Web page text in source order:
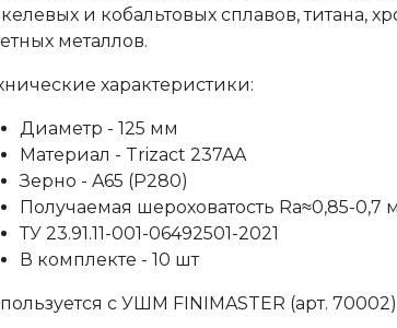
и кобальтовых сплавов, титана,
металлов.
характеристики:
Диаметр - 125 мм
Материал - Trizact 237AA
Зерно - A65 (Р280)
Получаемая шероховатость Ra≈0,85-0,7
ТУ 23.91.11-001-06492501-2021
В комплекте - 10 шт
с УШМ FINIMASTER (арт. 70002)